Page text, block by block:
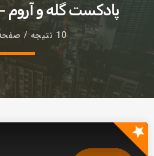
پادکست گله و آروم
10 نتیجه / صفحه 1 OF 2
star